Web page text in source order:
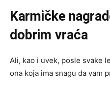
Karmičke
dobrim vraća
Ali, kao i uvek, posle svake
ona koja ima snagu da vam